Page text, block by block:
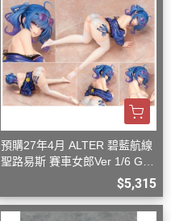
預購27年4月 ALTER 碧藍航線
聖路易斯 賽車女郎Ver 1/6 G08
$5,315